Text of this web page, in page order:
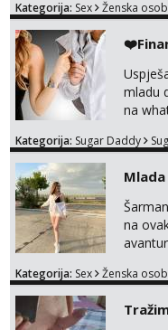
bilo
tamo,
Kategorija: Sex Ženska
mladu
na
Kategorija: Sugar Daddy
na
Kategorija: Sex Ženska